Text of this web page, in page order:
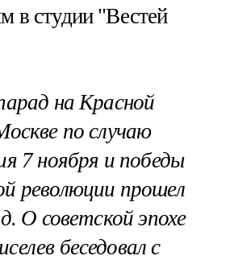
в студии "Вестей
на Красной
по случаю
7 ноября и победы
революции прошел
О советской эпохе
беседовал с